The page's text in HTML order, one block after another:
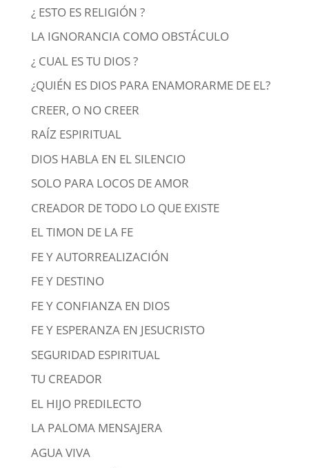
¿ ESTO ES RELIGIÓN ?
LA IGNORANCIA COMO OBSTÁCULO
¿ CUAL ES TU DIOS ?
¿QUIÉN ES DIOS PARA ENAMORARME DE EL?
CREER, O NO CREER
RAÍZ ESPIRITUAL
DIOS HABLA EN EL SILENCIO
SOLO PARA LOCOS DE AMOR
CREADOR DE TODO LO QUE EXISTE
EL TIMON DE LA FE
FE Y AUTORREALIZACIÓN
FE Y DESTINO
FE Y CONFIANZA EN DIOS
FE Y ESPERANZA EN JESUCRISTO
SEGURIDAD ESPIRITUAL
TU CREADOR
EL HIJO PREDILECTO
LA PALOMA MENSAJERA
AGUA VIVA